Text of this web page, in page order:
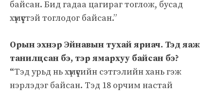
байсан. Бид гадаа цагираг тоглож, бусад
хүмүүстэй тоглодог байсан.”
Орын эхнэр Эйнавын тухай яриач. Тэд яаж
танилцсан бэ, тэр ямархуу байсан бэ?
“Тэд урьд нь хүмүүсийн сэтгэлийн хань гэж
нэрлэдэг байсан. Тэд 18 орчим настай